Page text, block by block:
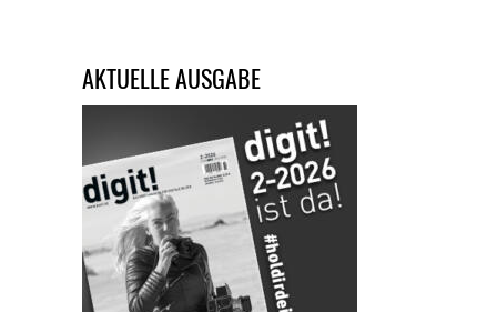
AKTUELLE AUSGABE